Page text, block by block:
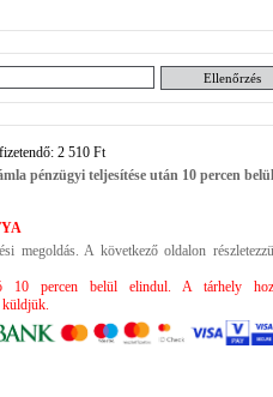
2 510 Ft
pénzügyi teljesítése után 10 percen
megoldás. A következő oldalon
10 percen belül elindul. A tárhely
küldjük.